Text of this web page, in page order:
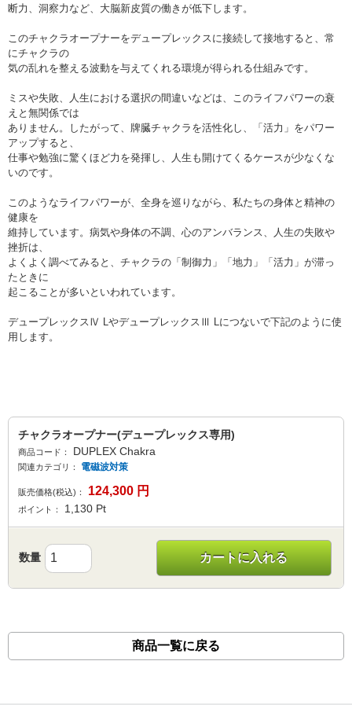
断力、洞察力など、大脳新皮質の働きが低下します。
このチャクラオープナーをデュープレックスに接続して接地すると、常
にチャクラの
気の乱れを整える波動を与えてくれる環境が得られる仕組みです。
ミスや失敗、人生における選択の間違いなどは、このライフパワーの衰
えと無関係では
ありません。したがって、牌臓チャクラを活性化し、「活力」をパワー
アップすると、
仕事や勉強に驚くほど力を発揮し、人生も開けてくるケースが少なくな
いのです。
このようなライフパワーが、全身を巡りながら、私たちの身体と精神の
健康を
維持しています。病気や身体の不調、心のアンバランス、人生の失敗や
挫折は、
よくよく調べてみると、チャクラの「制御力」「地力」「活力」が滞っ
たときに
起こることが多いといわれています。
デュープレックスⅣ LやデュープレックスⅢ Lにつないで下記のように使
用します。
チャクラオープナー(デュープレックス専用)
商品コード： DUPLEX Chakra
関連カテゴリ： 電磁波対策
販売価格(税込)： 124,300 円
ポイント： 1,130 Pt
数量 カートに入れる
商品一覧に戻る